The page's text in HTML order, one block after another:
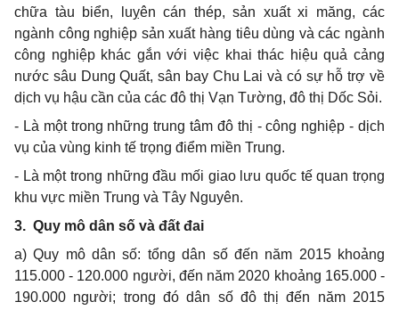
chữa tàu biển, luỵên cán thép, sản xuất xi măng, các
ngành công nghiệp sản xuất hàng tiêu dùng và các ngành
công nghiệp khác gắn với việc khai thác hiệu quả cảng
nước sâu Dung Quất, sân bay Chu Lai và có sự hỗ trợ về
dịch vụ hậu cần của các đô thị Vạn Tường, đô thị Dốc Sỏi.
- Là một trong những trung tâm đô thị - công nghiệp - dịch
vụ của vùng kinh tế trọng điểm miền Trung.
- Là một trong những đầu mối giao lưu quốc tế quan trọng
khu vực miền Trung và Tây Nguyên.
3. Quy mô dân số và đất đai
a) Quy mô dân số: tổng dân số đến năm 2015 khoảng
115.000 - 120.000 người, đến năm 2020 khoảng 165.000 -
190.000 người; trong đó dân số đô thị đến năm 2015